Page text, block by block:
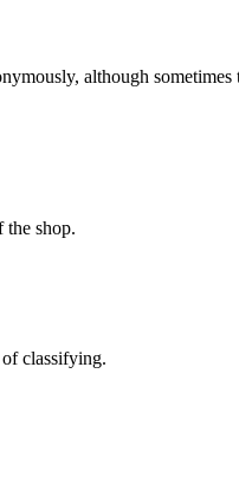
although
the shop.
classifying.